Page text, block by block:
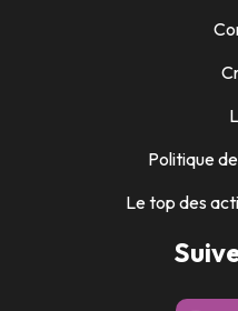
Politique
Le top des